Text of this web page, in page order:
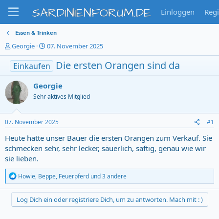
SARDINIENFORUM.DE Einloggen
Essen & Trinken
T
h
e
m
e
n
s
a
r
e
r
Georgie
S
t
a
r
d
a
u
m
07. November 2025
Einkaufen Die ersten Orangen sind da
Georgie
Sehr aktives Mitglied
07. November 2025 #1
Heute hatte unser Bauer die ersten Orangen zum Verkauf. Sie
schmecken sehr, sehr lecker, säuerlich, saftig, genau wie wir
sie lieben.
R
e
a
c
t
Howie, Beppe, Feuerpferd und 3 andere
Log Dich ein oder registriere Dich, um zu antworten. Mach mit : )